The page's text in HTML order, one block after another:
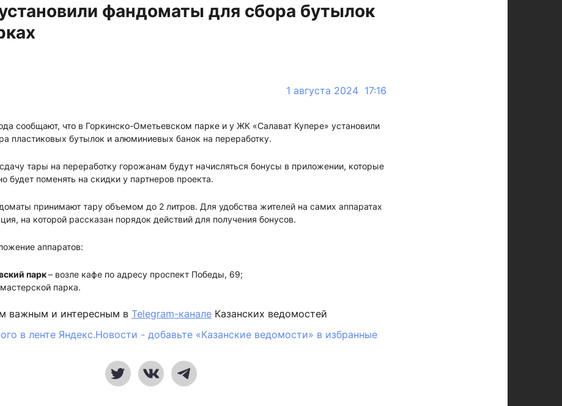
фандоматы для сбора бутылок
1 августа 2024 17:16
сообщают, что в Горкинско-Ометьевском парке и у ЖК «Салават Купере» установили
пластиковых бутылок и алюминиевых банок на переработку.
тары на переработку горожанам будут начисляться бонусы в приложении, которые
будет поменять на скидки у партнеров проекта.
принимают тару объемом до 2 литров. Для удобства жителей на самих аппаратах
на которой рассказан порядок действий для получения бонусов.
аппаратов:
парк– возле кафе по адресу проспект Победы, 69;
парка.
важным и интересным в Telegram-канале Казанских ведомостей
в ленте Яндекс.Новости - добавьте «Казанские ведомости» в избранные